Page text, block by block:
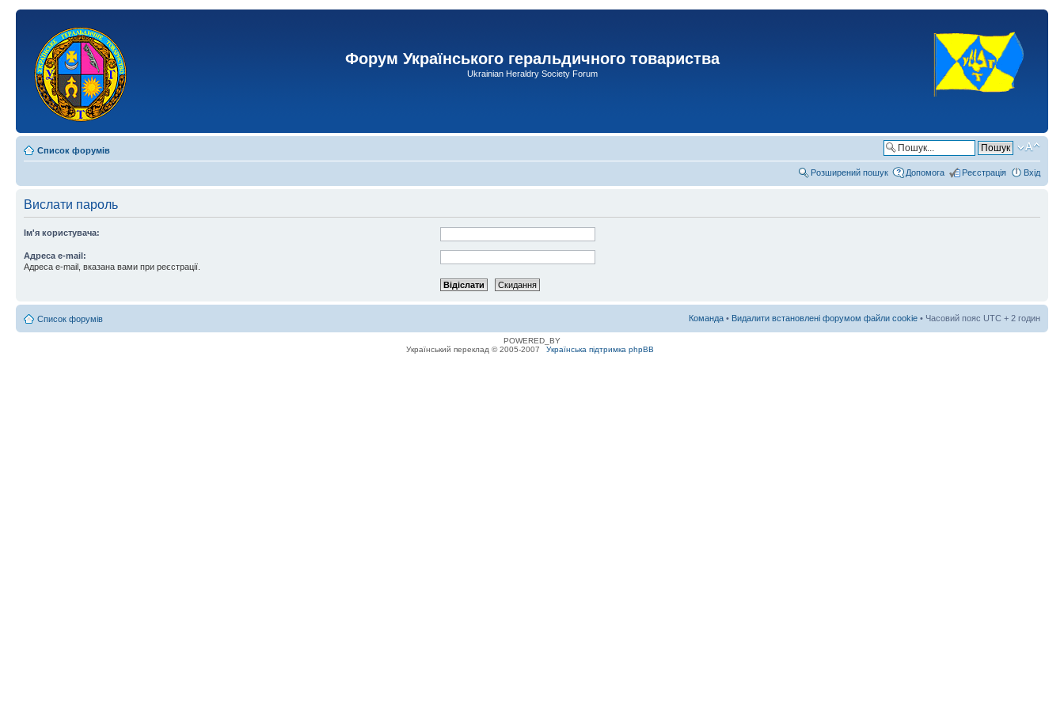
Форум Українського геральдичного товариства
Ukrainian Heraldry Society Forum
Список форумів
Розширений пошук Допомога Реєстрація Вхід
Вислати пароль
Ім'я користувача:
Адреса e-mail:
Адреса e-mail, вказана вами при реєстрації.
Список форумів Команда • Видалити встановлені форумом файли cookie • Часовий пояс UTC + 2 годин
POWERED_BY
Український переклад © 2005-2007
Українська підтримка phpBB